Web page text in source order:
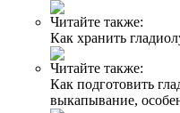
Читайте также:
Как хранить
Читайте также:
Как подготовить
выкапывание,